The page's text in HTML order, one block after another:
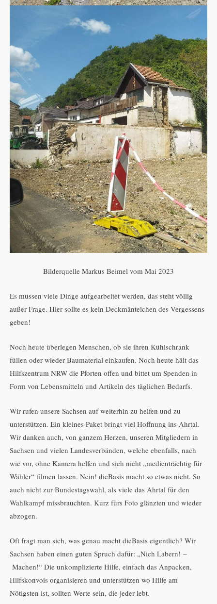
Bilderquelle Markus Beimel vom Mai 2023
Es müssen viele Dinge aufgearbeitet werden, das steht völlig
außer Frage. Hier sollte es kein Deckmäntelchen des Vergessens
geben!
Noch heute überlegen Menschen, ob sie ihren Kühlschrank
füllen oder wieder Baumaterial einkaufen. Noch heute hält das
Hilfszentrum NRW die Pforten offen und bittet um Spenden in
Form von Lebensmitteln und Artikeln des täglichen Bedarfs.
Wir rufen unsere Sachsen auf weiterhin zu helfen und zu
unterstützen. Ein kleines Paket bringt viel Hoffnung ins Ahrtal.
Wir danken auch, von ganzem Herzen, unseren Mitgliedern in
Sachsen und vielen Landesverbänden, welche ebenfalls, nach
wie vor, ohne Kamera helfen und sich nicht „medienträchtig für
Wähler“ filmen lassen. Nein! dieBasis macht so etwas nicht. So
auch nicht zur Bundestagswahl, als viele das Ahrtal für den
Wahlkampf missbrauchten. Kurz fürs Foto glänzten und wieder
abzogen.
Oft fragt man sich, was genau macht dieBasis eigentlich? Wir
Sachsen haben einen guten Spruch dafür: „Nich Labern! –
Machen!“ Die unkomplizierte Hilfe, einfach das Anpacken,
Hilfskonvois organisieren und unterstützen wo Hilfe am
Nötigsten ist, sollten Werte sein, die jeder lebt.